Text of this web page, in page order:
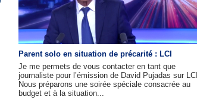
Parent solo en situation de précarité : LCI
Je me permets de vous contacter en tant que
journaliste pour l’émission de David Pujadas sur LCI.
Nous préparons une soirée spéciale consacrée au
budget et à la situation...